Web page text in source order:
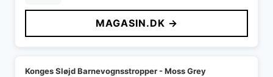
pris
var:
149 kr..
pris
er:
75 kr..
MAGASIN.DK →
Konges Sløjd Barnevognsstropper - Moss Grey